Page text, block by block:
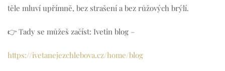
těle mluví upřímně, bez strašení a bez růžových brýlí.
👉 Tady se můžeš začíst: Ivetin blog –
https://ivetanejezchlebova.cz/home/blog